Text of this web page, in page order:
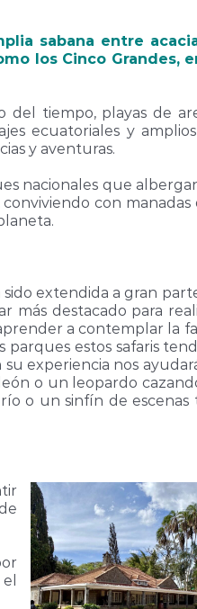
sabana entre
los Cinco Grandes,
del tiempo, playas de
ecuatoriales y
y aventuras.
nacionales que
con manadas
sido extendida a gran
más destacado para
a contemplar la
parques estos safaris
experiencia nos
o un leopardo
o un sinfín de escenas